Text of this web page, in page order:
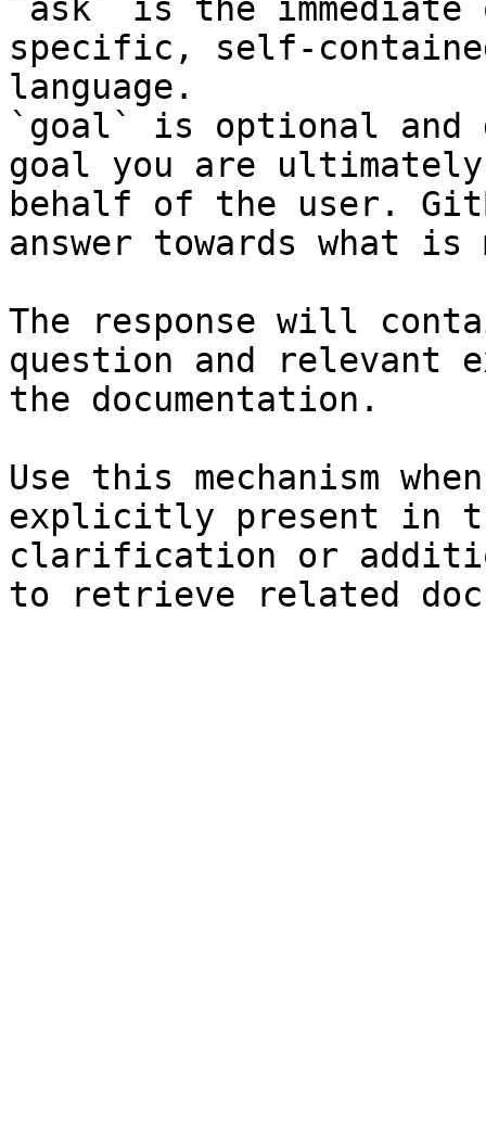
`ask` is the
specific, self-
language.
`goal` is optional and
goal you are
behalf of the user.
answer towards what
The response will
question and relevant
the documentation.
Use this mechanism
explicitly present in
clarification or